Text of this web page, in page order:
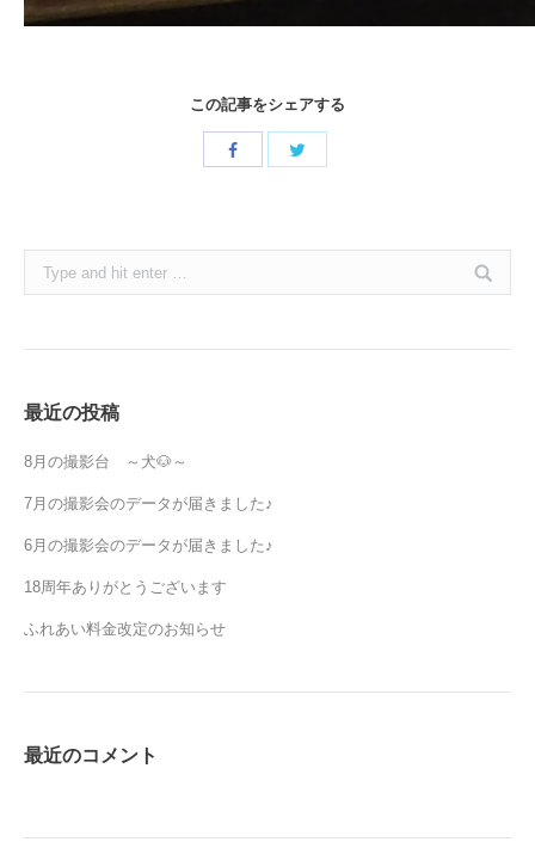
この記事をシェアする
Search:
最近の投稿
8月の撮影台 ～犬🐶～
7月の撮影会のデータが届きました♪
6月の撮影会のデータが届きました♪
18周年ありがとうございます
ふれあい料金改定のお知らせ
最近のコメント